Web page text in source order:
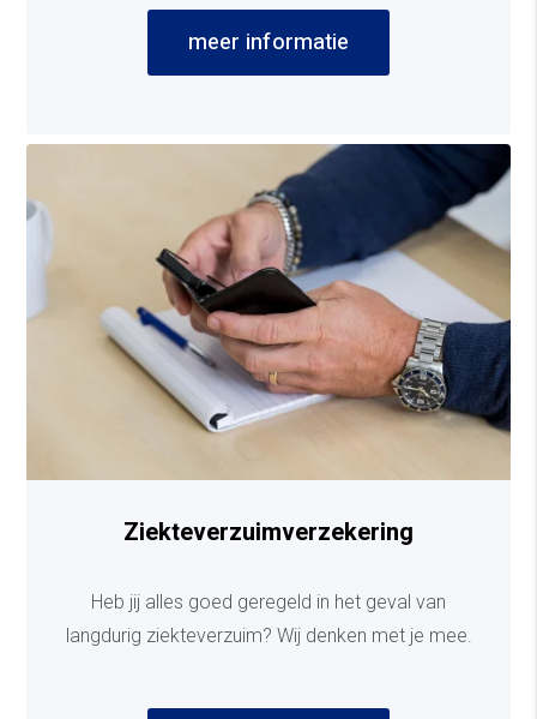
meer informatie
Ziekteverzuimverzekering
Heb jij alles goed geregeld in het geval van
langdurig ziekteverzuim? Wij denken met je mee.